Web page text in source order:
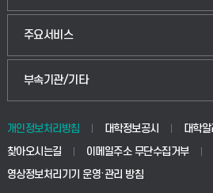
생명공학부
산업대학원
공공정책대학원
교육대학원
주요서비스
입학안내
웹메일
학사시스템(전문학사 및 전공심화)
부속기관/기타
중앙도서관
학생생활관(안성)
개인정보처리방침 대학정보공시 대학알
찾아오시는길
이메일주소 무단수집거부
영상정보처리기기 운영·관리 방침